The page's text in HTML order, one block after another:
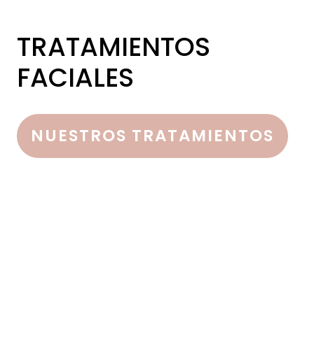
TRATAMIENTOS
FACIALES
NUESTROS TRATAMIENTOS